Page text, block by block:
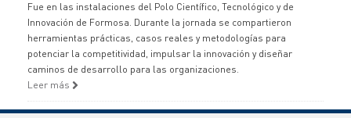
Fue en las instalaciones del Polo Científico, Tecnológico y de
Innovación de Formosa. Durante la jornada se compartieron
herramientas prácticas, casos reales y metodologías para
potenciar la competitividad, impulsar la innovación y diseñar
caminos de desarrollo para las organizaciones.
Leer más